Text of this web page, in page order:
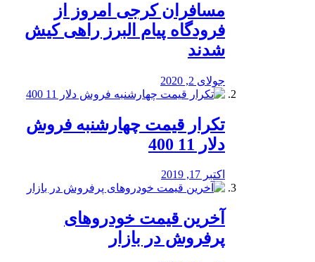
مسافران کرجی امروز از
فرودگاه پیام البرز راهی کیش
شدند
جولای 2, 2020
تکرار قیمت چهارشنبه فروش
دلار 11 400
اکتبر 17, 2019
آخرین قیمت خودرو‌های
پرفروش در بازار